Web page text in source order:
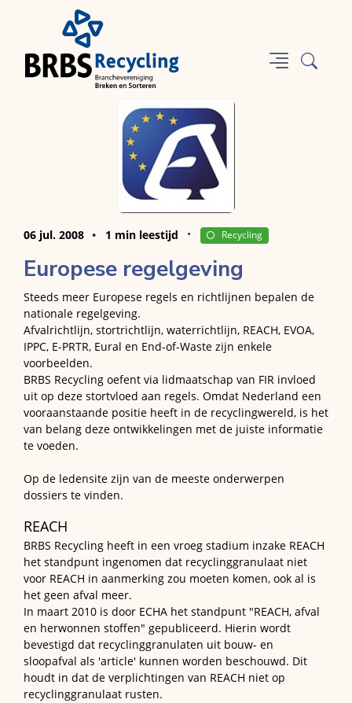
06 jul. 2008 1 min leestijd Recycling
Europese regelgeving
Steeds meer Europese regels en richtlijnen bepalen de
nationale regelgeving.
Afvalrichtlijn, stortrichtlijn, waterrichtlijn, REACH, EVOA,
IPPC, E-PRTR, Eural en End-of-Waste zijn enkele
voorbeelden.
BRBS Recycling oefent via lidmaatschap van FIR invloed
uit op deze stortvloed aan regels. Omdat Nederland een
vooraanstaande positie heeft in de recyclingwereld, is het
van belang deze ontwikkelingen met de juiste informatie
te voeden.
Op de ledensite zijn van de meeste onderwerpen
dossiers te vinden.
REACH
BRBS Recycling heeft in een vroeg stadium inzake REACH
het standpunt ingenomen dat recyclinggranulaat niet
voor REACH in aanmerking zou moeten komen, ook al is
het geen afval meer.
In maart 2010 is door ECHA het standpunt "REACH, afval
en herwonnen stoffen" gepubliceerd. Hierin wordt
bevestigd dat recyclinggranulaten uit bouw- en
sloopafval als 'article' kunnen worden beschouwd. Dit
houdt in dat de verplichtingen van REACH niet op
recyclinggranulaat rusten.